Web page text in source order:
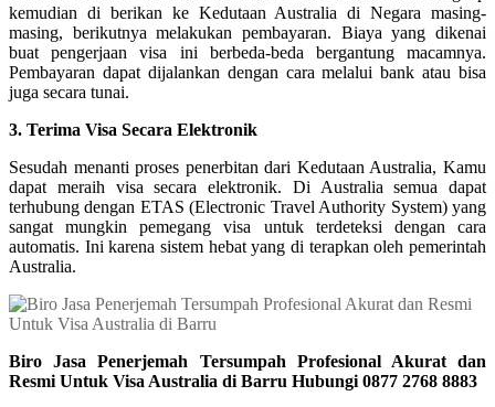
kemudian di berikan ke Kedutaan Australia di Negara masing-
masing, berikutnya melakukan pembayaran. Biaya yang dikenai
buat pengerjaan visa ini berbeda-beda bergantung macamnya.
Pembayaran dapat dijalankan dengan cara melalui bank atau bisa
juga secara tunai.
3. Terima Visa Secara Elektronik
Sesudah menanti proses penerbitan dari Kedutaan Australia, Kamu
dapat meraih visa secara elektronik. Di Australia semua dapat
terhubung dengan ETAS (Electronic Travel Authority System) yang
sangat mungkin pemegang visa untuk terdeteksi dengan cara
automatis. Ini karena sistem hebat yang di terapkan oleh pemerintah
Australia.
Biro Jasa Penerjemah Tersumpah Profesional Akurat dan
Resmi Untuk Visa Australia di Barru Hubungi 0877 2768 8883